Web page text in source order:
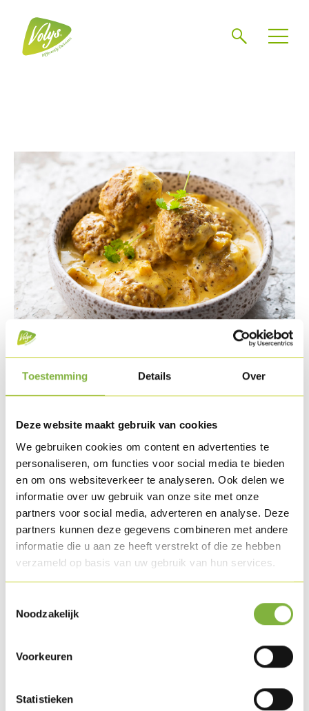
Toestemming Details Over
Deze website maakt gebruik van cookies
We gebruiken cookies om content en advertenties te
personaliseren, om functies voor social media te bieden
en om ons websiteverkeer te analyseren. Ook delen we
informatie over uw gebruik van onze site met onze
partners voor social media, adverteren en analyse. Deze
partners kunnen deze gegevens combineren met andere
informatie die u aan ze heeft verstrekt of die ze hebben
verzameld op basis van uw gebruik van hun services.
Noodzakelijk
Voorkeuren
Statistieken
Kalkoenballetjes in saus op
Indische wijze
Omschrijving
Vers bereide Kalkoengehaktballetjes van Volys in een
zachte romige curry saus op basis van échte room en een
unieke Indische kruidenmix.
Verpakking
Verkrijgbaar in grootverpakking (bulk).
Houdbaarheid
Beschikbaar in gekoeld.
Recepten met dit product